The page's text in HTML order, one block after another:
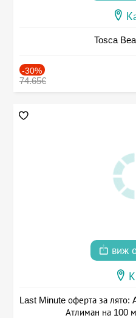
Tosca
-30%
74.65€
виж
Last Minute оферта за лято:
Атлиман на 100